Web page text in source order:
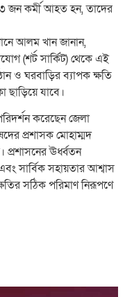
৩ জন কর্মী আহত হন, তাদের
আলম খান জানান,
(শর্ট সার্কিট) থেকে এই
ও ঘরবাড়ির ব্যাপক ক্ষতি
ছাড়িয়ে যাবে।
করেছেন জেলা
প্রশাসক মোহাম্মদ
ঊর্ধ্বতন
এবং সার্বিক সহায়তার আশ্বাস
সঠিক পরিমাণ নিরূপণে